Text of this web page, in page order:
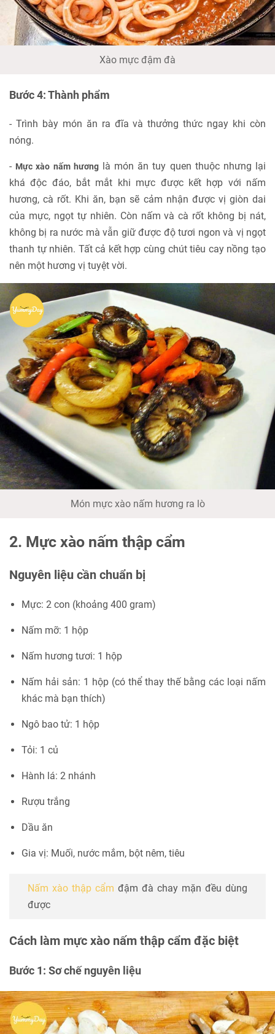
Xào mực đậm đà
Bước 4: Thành phẩm
- Trình bày món ăn ra đĩa và thưởng thức ngay khi còn
nóng.
- Mực xào nấm hươnglà món ăn tuy quen thuộc nhưng lại
khá độc đáo, bắt mắt khi mực được kết hợp với nấm
hương, cà rốt. Khi ăn, bạn sẽ cảm nhận được vị giòn dai
của mực, ngọt tự nhiên. Còn nấm và cà rốt không bị nát,
không bị ra nước mà vẫn giữ được độ tươi ngon và vị ngọt
thanh tự nhiên. Tất cả kết hợp cùng chút tiêu cay nồng tạo
nên một hương vị tuyệt vời.
Món mực xào nấm hương ra lò
2. Mực xào nấm thập cẩm
Nguyên liệu cần chuẩn bị
Mực: 2 con (khoảng 400 gram)
Nấm mỡ: 1 hộp
Nấm hương tươi: 1 hộp
Nấm hải sản: 1 hộp (có thể thay thế bằng các loại nấm
khác mà bạn thích)
Ngô bao tử: 1 hộp
Tỏi: 1 củ
Hành lá: 2 nhánh
Rượu trắng
Dầu ăn
Gia vị: Muối, nước mắm, bột nêm, tiêu
Nấm xào thập cẩm đậm đà chay mặn đều dùng
được
Cách làm mực xào nấm thập cẩm đặc biệt
Bước 1: Sơ chế nguyên liệu